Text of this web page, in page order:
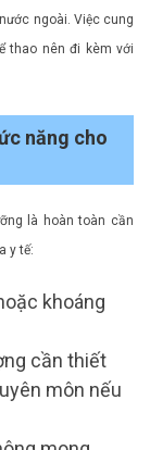
ngoài. Việc cung
thao nên đi kèm với
năng cho
là hoàn toàn cần
y tế:
khoáng
cần thiết
môn nếu